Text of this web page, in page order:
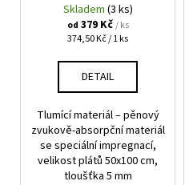
Skladem (3 ks)
od 379 Kč/ ks
Měrná
374,50 Kč / 1 ks
DETAIL
Tlumící materiál – pěnový
zvukově-absorpční materiál
se speciální impregnací,
velikost plátů 50x100 cm,
tloušťka 5 mm